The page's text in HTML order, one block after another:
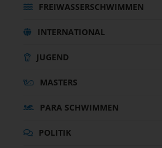
FREIWASSERSCHWIMMEN
INTERNATIONAL
JUGEND
MASTERS
PARA SCHWIMMEN
POLITIK